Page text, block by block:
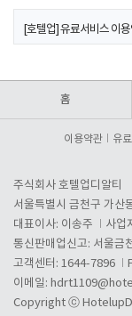
[호텔업] 유료서비스 이
홈
이용약관 유
주식회사 호텔업디알티
서울특별시 금천구 가산
대표이사: 이송주
사업
통신판매업신고: 서울금
고객센터: 1644-7896
이메일:
Copyright ⓒ